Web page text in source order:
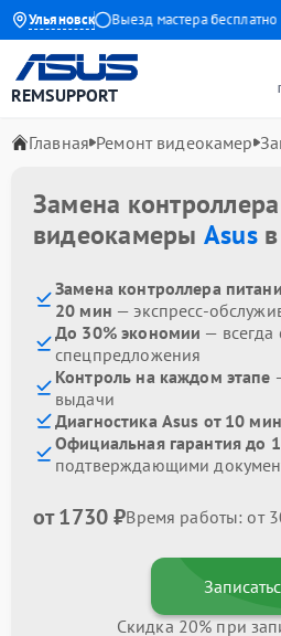
Ульяновск
до 1 года Выезд мастера бесплатно
REMSUPPORT
Главная Ремонт видеокамер
Замена
видеокамеры Asusв
Замена контроллера
20 мин — экспресс-
До 30% экономии —
спецпредложения
Контроль на каждом этапе
выдачи
Диагностика Asus от 10 мин
Официальная гарантия до
подтверждающими
от 1730 ₽Время работы: от
Скидка 20% при